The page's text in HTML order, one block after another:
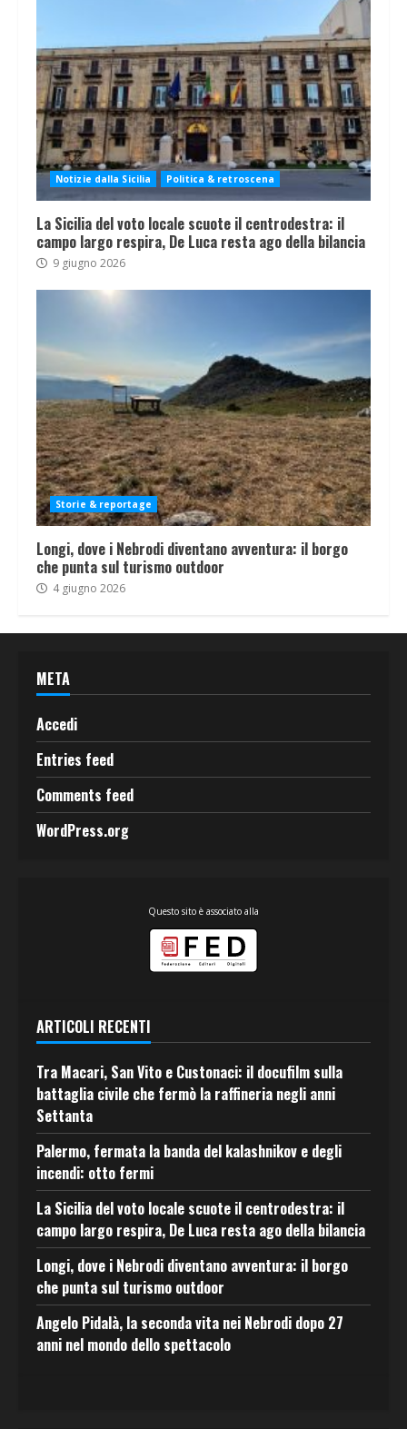
Notizie dalla Sicilia Politica & retroscena
La Sicilia del voto locale scuote il centrodestra: il
campo largo respira, De Luca resta ago della bilancia
9 giugno 2026
Storie & reportage
Longi, dove i Nebrodi diventano avventura: il borgo
che punta sul turismo outdoor
4 giugno 2026
META
Accedi
Entries feed
Comments feed
WordPress.org
Questo sito è associato alla
ARTICOLI RECENTI
Tra Macari, San Vito e Custonaci: il docufilm sulla
battaglia civile che fermò la raffineria negli anni
Settanta
Palermo, fermata la banda del kalashnikov e degli
incendi: otto fermi
La Sicilia del voto locale scuote il centrodestra: il
campo largo respira, De Luca resta ago della bilancia
Longi, dove i Nebrodi diventano avventura: il borgo
che punta sul turismo outdoor
Angelo Pidalà, la seconda vita nei Nebrodi dopo 27
anni nel mondo dello spettacolo